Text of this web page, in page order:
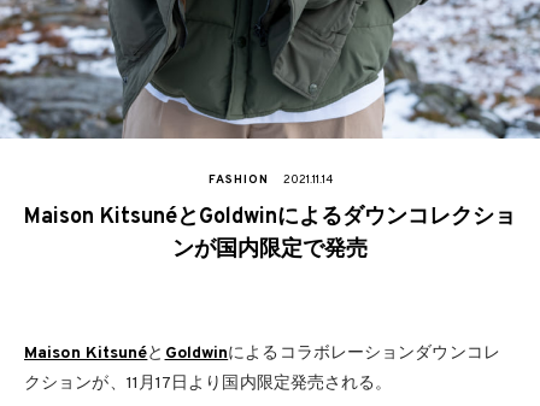
FASHION 2021.11.14
Maison KitsunéとGoldwinによるダウンコレクショ
ンが国内限定で発売
Maison Kitsunéと Goldwinによるコラボレーションダウンコレ
クションが、11月17日より国内限定発売される。